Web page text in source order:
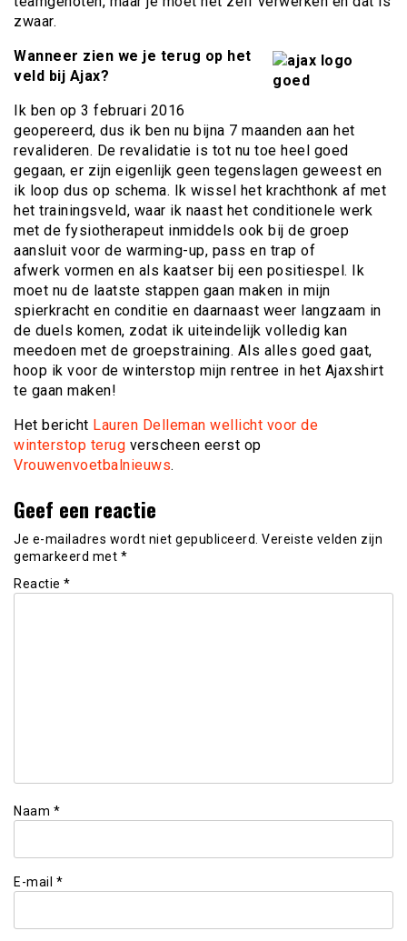
zwaar.
Wanneer zien we je terug op het
veld bij Ajax?
Ik ben op 3 februari 2016
geopereerd, dus ik ben nu bijna 7 maanden aan het
revalideren. De revalidatie is tot nu toe heel goed
gegaan, er zijn eigenlijk geen tegenslagen geweest en
ik loop dus op schema. Ik wissel het krachthonk af met
het trainingsveld, waar ik naast het conditionele werk
met de fysiotherapeut inmiddels ook bij de groep
aansluit voor de warming-up, pass en trap of
afwerk vormen en als kaatser bij een positiespel. Ik
moet nu de laatste stappen gaan maken in mijn
spierkracht en conditie en daarnaast weer langzaam in
de duels komen, zodat ik uiteindelijk volledig kan
meedoen met de groepstraining. Als alles goed gaat,
hoop ik voor de winterstop mijn rentree in het Ajaxshirt
te gaan maken!
Het bericht Lauren Delleman wellicht voor de
winterstop terug verscheen eerst op
Vrouwenvoetbalnieuws.
Geef een reactie
Je e-mailadres wordt niet gepubliceerd. Vereiste velden zijn
gemarkeerd met *
Reactie *
Naam *
E-mail *